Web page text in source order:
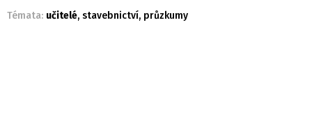
Témata: učitelé, stavebnictví, průzkumy